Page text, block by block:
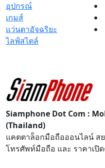
อุปกรณ์
เกมส์
แว่นตาอัจฉริยะ
ไลฟ์สไตล์
Siamphone Dot Com :
(Thailand)
แคตตาล็อกมือถือออนไลน์ ส
โทรศัพท์มือถือ และ ราคาเปิ